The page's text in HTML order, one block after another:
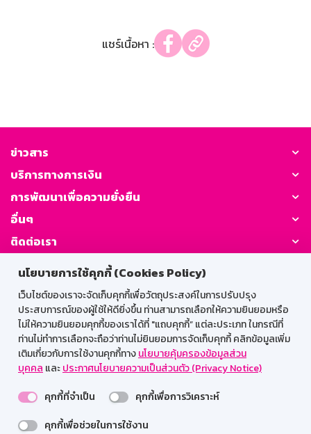
นโยบายการใช้คุกกี้ (Cookies Policy)
เว็บไซต์ของเราจะจัดเก็บคุกกี้เพื่อวัตถุประสงค์ในการปรับปรุง
ประสบการณ์ของผู้ใช้ให้ดียิ่งขึ้น ท่านสามารถเลือกให้ความยินยอมหรือ
ไม่ให้ความยินยอมคุกกี้ของเราได้ที่ "แถบคุกกี้” แต่ละประเภท ในกรณีที่
ท่านไม่ทำการเลือกจะถือว่าท่านไม่ยินยอมการจัดเก็บคุกกี้ คลิกข้อมูลเพิ่ม
เติมเกี่ยวกับการใช้งานคุกกี้ทางนโยบายคุ้มครองข้อมูลส่วน
บุคคล และประกาศนโยบายความเป็นส่วนตัว (Privacy Notice)
คุกกี้ที่จำเป็น
คุกกี้เพื่อการวิเคราะห์
คุกกี้เพื่อช่วยในการใช้งาน
แชร์เนื้อหา :
ข่าวสาร
บริการทางการเงิน
การพัฒนาเพื่อความยั่งยืน
อื่นๆ
ติดต่อเรา
GSB Society:
สำหรับพนักงาน
Web HR
GSB Wisdom
M-Search
เข้าสู่ระบบเน็ตเมล